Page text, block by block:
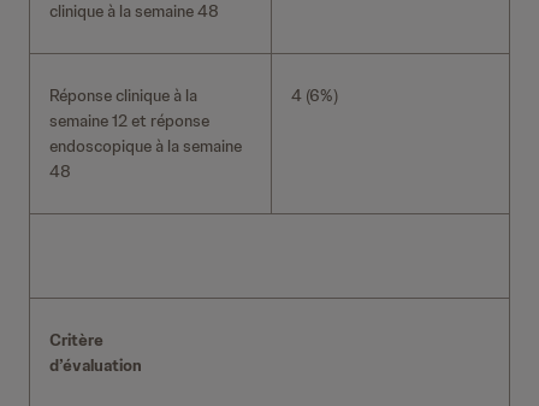
clinique à la semaine 48
Réponse clinique à la
semaine 12 et réponse
endoscopique à la semaine
48
4 (6%)
Critère
d’évaluation